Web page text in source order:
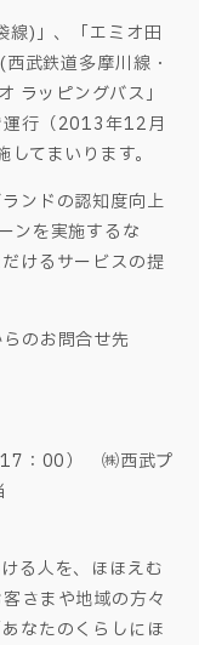
線)」、「エミオ田
武鉄道多摩川線・
ラッピングバス」
運行（2013年12月
てまいります。
ンドの認知度向上
ンを実施するな
けるサービスの提
のお問合せ先
：00） ㈱西武プ
る人を、ほほえむ
さまや地域の方々
なたのくらしにほ